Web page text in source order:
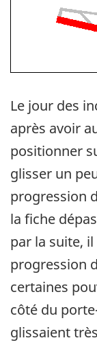
Le jour des
après avoir
positionner
glisser un
progression
la fiche
par la suite,
progression
certaines
côté du
glissaient